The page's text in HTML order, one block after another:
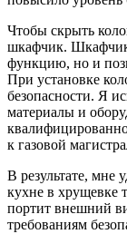
Чтобы скрыть
шкафчик. Шкафчик
функцию, но и
При установке
безопасности. Я
материалы и
к газовой
В результате, мне
кухне в хрущевке
портит внешний
требованиям